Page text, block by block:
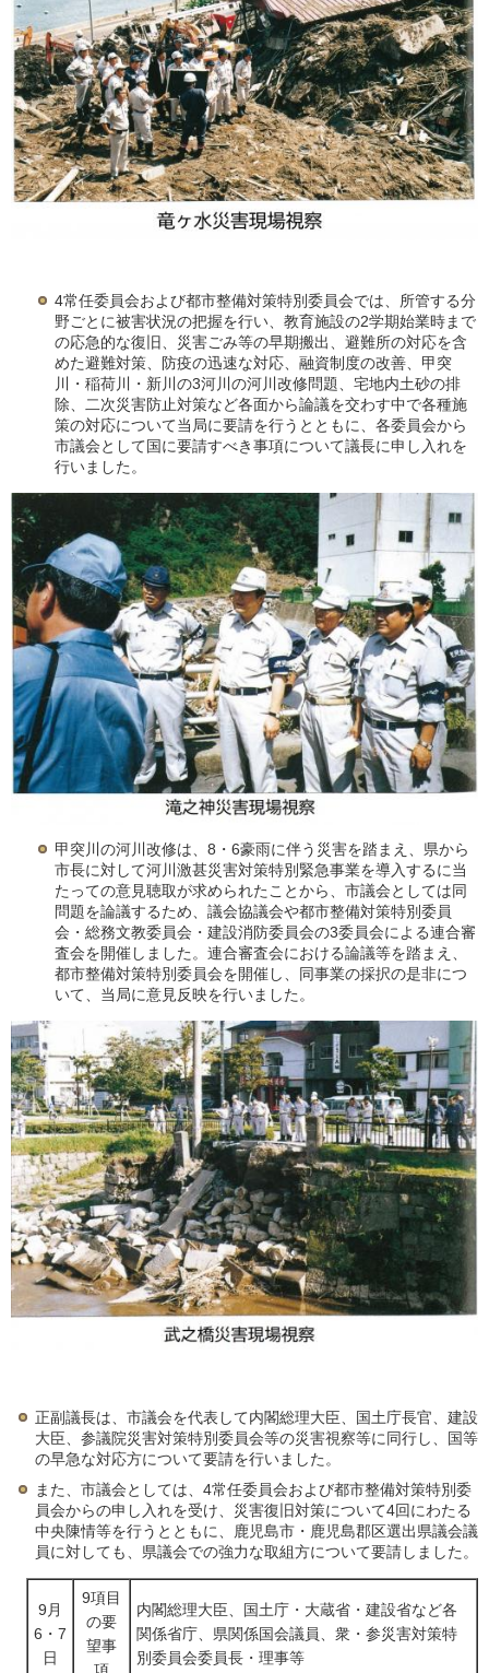
4常任委員会および都市整備対策特別委員会では、所管する分
野ごとに被害状況の把握を行い、教育施設の2学期始業時まで
の応急的な復旧、災害ごみ等の早期搬出、避難所の対応を含
めた避難対策、防疫の迅速な対応、融資制度の改善、甲突
川・稲荷川・新川の3河川の河川改修問題、宅地内土砂の排
除、二次災害防止対策など各面から論議を交わす中で各種施
策の対応について当局に要請を行うとともに、各委員会から
市議会として国に要請すべき事項について議長に申し入れを
行いました。
甲突川の河川改修は、8・6豪雨に伴う災害を踏まえ、県から
市長に対して河川激甚災害対策特別緊急事業を導入するに当
たっての意見聴取が求められたことから、市議会としては同
問題を論議するため、議会協議会や都市整備対策特別委員
会・総務文教委員会・建設消防委員会の3委員会による連合審
査会を開催しました。連合審査会における論議等を踏まえ、
都市整備対策特別委員会を開催し、同事業の採択の是非につ
いて、当局に意見反映を行いました。
正副議長は、市議会を代表して内閣総理大臣、国土庁長官、建設
大臣、参議院災害対策特別委員会等の災害視察等に同行し、国等
の早急な対応方について要請を行いました。
また、市議会としては、4常任委員会および都市整備対策特別委
員会からの申し入れを受け、災害復旧対策について4回にわたる
中央陳情等を行うとともに、鹿児島市・鹿児島郡区選出県議会議
員に対しても、県議会での強力な取組方について要請しました。
9月
6・7
日
9項目
の要
望事
内閣総理大臣、国土庁・大蔵省・建設省など各
関係省庁、県関係国会議員、衆・参災害対策特
別委員会委員長・理事等